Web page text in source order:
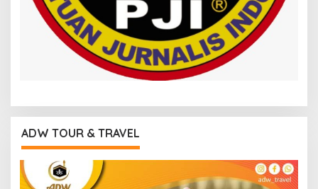
ADW TOUR & TRAVEL